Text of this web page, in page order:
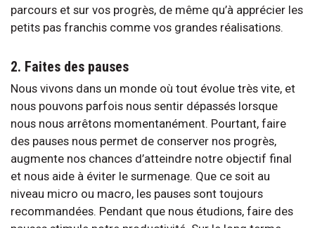
parcours et sur vos progrès, de même qu’à apprécier les
petits pas franchis comme vos grandes réalisations.
2. Faites des pauses
Nous vivons dans un monde où tout évolue très vite, et
nous pouvons parfois nous sentir dépassés lorsque
nous nous arrêtons momentanément. Pourtant, faire
des pauses nous permet de conserver nos progrès,
augmente nos chances d’atteindre notre objectif final
et nous aide à éviter le surmenage. Que ce soit au
niveau micro ou macro, les pauses sont toujours
recommandées. Pendant que nous étudions, faire des